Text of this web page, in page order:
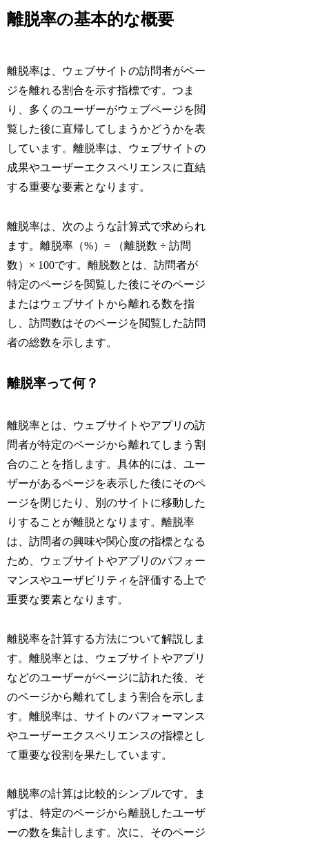
離脱率の基本的な概要
離脱率は、ウェブサイトの訪問者がペー
ジを離れる割合を示す指標です。つま
り、多くのユーザーがウェブページを閲
覧した後に直帰してしまうかどうかを表
しています。離脱率は、ウェブサイトの
成果やユーザーエクスペリエンスに直結
する重要な要素となります。
離脱率は、次のような計算式で求められ
ます。離脱率（%）= （離脱数 ÷ 訪問
数）× 100です。離脱数とは、訪問者が
特定のページを閲覧した後にそのページ
またはウェブサイトから離れる数を指
し、訪問数はそのページを閲覧した訪問
者の総数を示します。
離脱率って何？
離脱率とは、ウェブサイトやアプリの訪
問者が特定のページから離れてしまう割
合のことを指します。具体的には、ユー
ザーがあるページを表示した後にそのペ
ージを閉じたり、別のサイトに移動した
りすることが離脱となります。離脱率
は、訪問者の興味や関心度の指標となる
ため、ウェブサイトやアプリのパフォー
マンスやユーザビリティを評価する上で
重要な要素となります。
離脱率を計算する方法について解説しま
す。離脱率とは、ウェブサイトやアプリ
などのユーザーがページに訪れた後、そ
のページから離れてしまう割合を示しま
す。離脱率は、サイトのパフォーマンス
やユーザーエクスペリエンスの指標とし
て重要な役割を果たしています。
離脱率の計算は比較的シンプルです。ま
ずは、特定のページから離脱したユーザ
ーの数を集計します。次に、そのページ